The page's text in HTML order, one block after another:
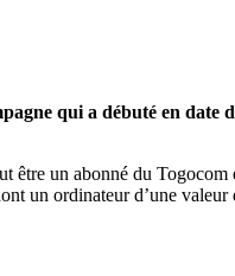
qui a débuté en
être un abonné du
un ordinateur d’une